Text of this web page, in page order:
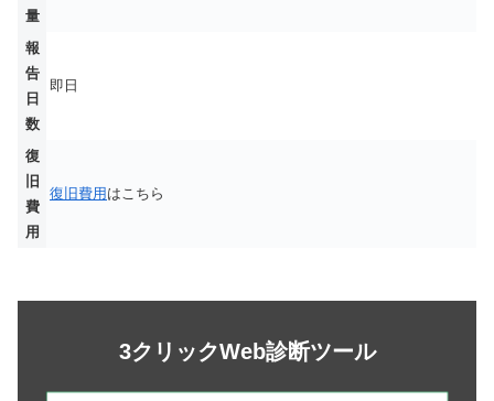
量
報
告
日
数
即日
復
旧
費
用
復旧費用 はこちら
3クリックWeb診断ツール